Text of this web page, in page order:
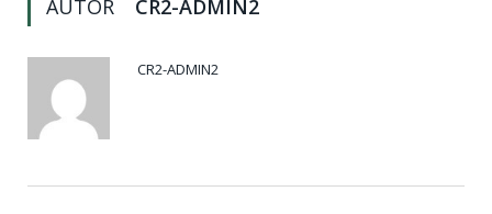
AUTOR CR2-ADMIN2
CR2-ADMIN2